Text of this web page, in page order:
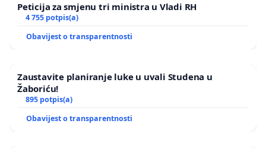
Peticija za smjenu tri ministra u Vladi RH
4 755 potpis(a)
Obavijest o transparentnosti
Zaustavite planiranje luke u uvali Studena u
Žaboriću!
895 potpis(a)
Obavijest o transparentnosti